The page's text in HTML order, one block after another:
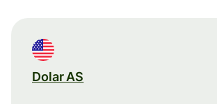
Dolar AS